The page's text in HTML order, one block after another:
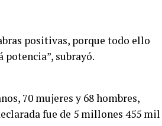
positivas, porque todo ello
subrayó.
70 mujeres y 68 hombres,
fue de 5 millones 455 mil